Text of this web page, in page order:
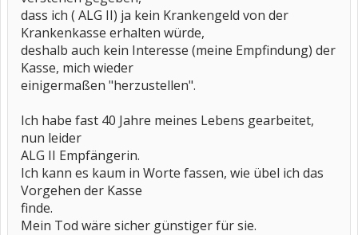
dass ich ( ALG II) ja kein Krankengeld von der
Krankenkasse erhalten würde,
deshalb auch kein Interesse (meine Empfindung) der
Kasse, mich wieder
einigermaßen "herzustellen".
Ich habe fast 40 Jahre meines Lebens gearbeitet,
nun leider
ALG II Empfängerin.
Ich kann es kaum in Worte fassen, wie übel ich das
Vorgehen der Kasse
finde.
Mein Tod wäre sicher günstiger für sie.